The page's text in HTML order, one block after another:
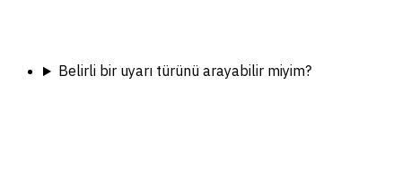
Belirli bir uyarı türünü arayabilir miyim?